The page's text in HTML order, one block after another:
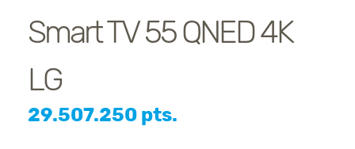
Smart TV 55 QNED 4K
LG
29.507.250 pts.